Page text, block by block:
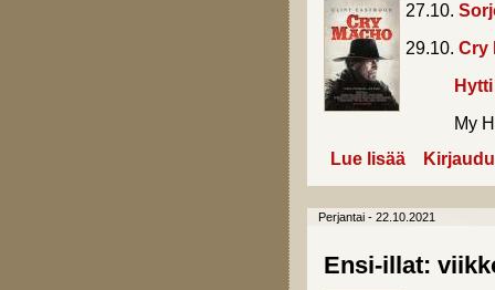
27.10.
29.10. Cry
My Hero
Lue lisää about Ensi-
Perjantai - 22.10.2021
Ensi-illat: